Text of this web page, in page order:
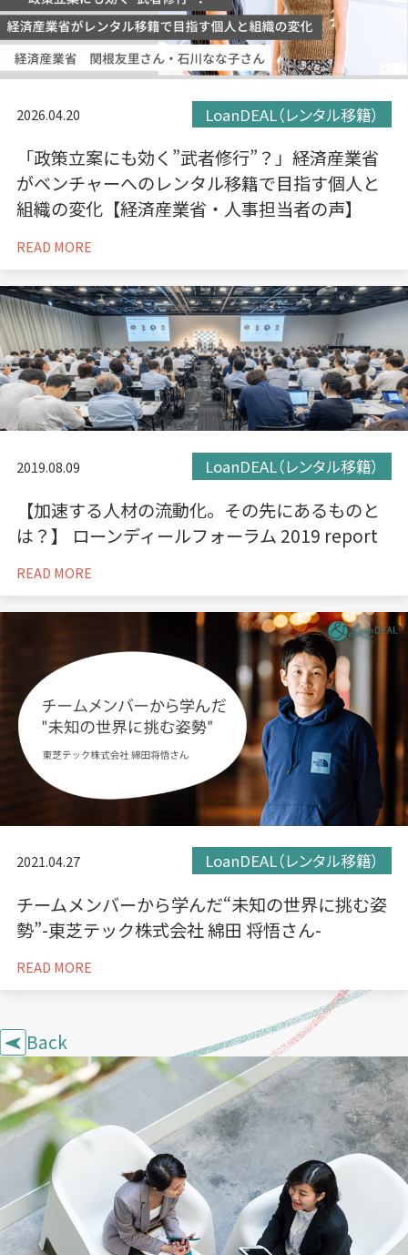
2026.04.20 LoanDEAL（レンタル移籍）
「政策立案にも効く”武者修行”？」経済産業省
がベンチャーへのレンタル移籍で目指す個人と
組織の変化【経済産業省・人事担当者の声】
READ MORE
2019.08.09 LoanDEAL（レンタル移籍）
【加速する人材の流動化。その先にあるものと
は？】 ローンディールフォーラム 2019 report
READ MORE
2021.04.27 LoanDEAL（レンタル移籍）
チームメンバーから学んだ“未知の世界に挑む姿
勢”-東芝テック株式会社 綿田 将悟さん-
READ MORE
Back